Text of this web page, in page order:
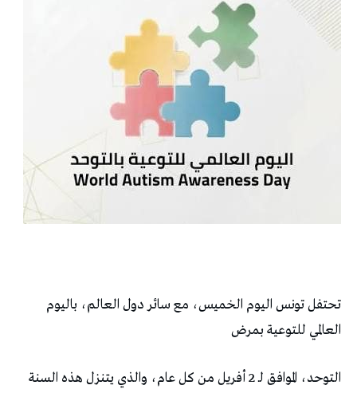
تحتفل تونس اليوم الخميس، مع سائر دول العالم، باليوم
العالمي للتوعية بمرض
التوحد، الموافق لـ 2 أفريل من كل عام، والذي يتنزل هذه السنة